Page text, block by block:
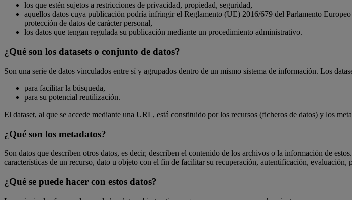
los que estén sujetos a restricciones de privacidad, propiedad, seguridad,
aquellos datos cuya publicación podría infringir el Reglamento (UE) 2016/679 del Parlamento
protección de datos de carácter personal,
los datos que tengan regulada su publicación mediante un procedimiento administrativo.
¿Qué son los datasets o conjunto de datos?
Son una serie de datos vinculados entre sí y agrupados dentro de un mismo sistema de información. Los
para facilitar la búsqueda,
para su potencial reutilización.
El dataset, al que se accede mediante una URL, está constituido por los recursos (ficheros de datos) y los
¿Qué son los metadatos?
Son datos que describen otros datos, es decir, describen el contenido de los archivos o la información de
características de un recurso, dato u objeto con el fin de facilitar su recuperación, autentificación,
¿Qué se puede hacer con estos datos?